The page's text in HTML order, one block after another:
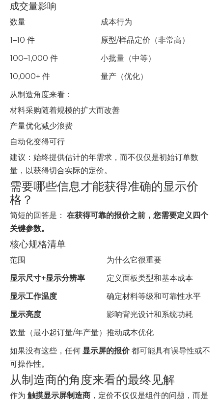
成交量影响
数量
成本行为
1–10 件
原型/样品定价（非常高）
100–1,000 件
小批量（中等）
10,000+ 件
量产（优化）
从制造角度来看：
材料采购随着规模的扩大而改善
产量优化减少浪费
自动化变得可行
建议：始终提供估计的年需求，而不仅仅是初始订单数
量，以获得切合实际的定价。
需要哪些信息才能获得准确的显示价
格？
简短的回答是： 在获得可靠的报价之前，您需要定义四个
关键参数。
核心规格清单
范围
为什么它很重要
显示尺寸+显示分辨率
定义面板类型和基本成本
显示工作温度
确定材料等级和可靠性水平
显示亮度
影响背光设计和系统功耗
数量（最小起订量/年产量） 推动成本优化
如果没有这些，任何 显示屏的报价都可能具有误导性或不
可操作性。
从制造商的角度来看的最终见解
作为 触摸显示屏制造商 ，定价不仅仅是组件的问题，而是